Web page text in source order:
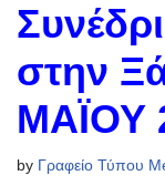
στην
ΜΑΪΟΥ
by Γραφείο Τύπου